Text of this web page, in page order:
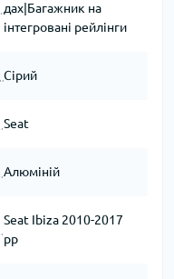
дах|Багажник на
інтегровані рейлінги
Сірий
Seat
Алюміній
Seat Ibiza 2010-2017
рр